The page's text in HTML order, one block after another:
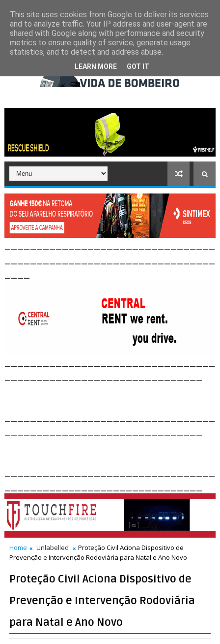
Home Unlabelled
Proteção Civil Aciona Dispositivo de
Prevenção e Intervenção Rodoviária para Natal e Ano Novo
Proteção Civil Aciona Dispositivo de
Prevenção e Intervenção Rodoviária
para Natal e Ano Novo
This site uses cookies from Google to deliver its services
and to analyze traffic. Your IP address and user-agent are
shared with Google along with performance and security
metrics to ensure quality of service, generate usage
statistics, and to detect and address abuse.
LEARN MORE GOT IT